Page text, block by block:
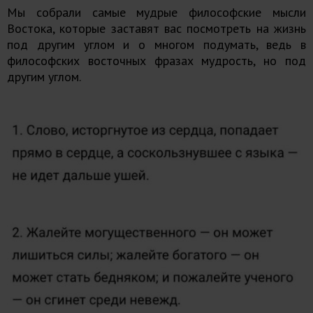
Мы собрали самые мудрые философские мысли
Востока, которые заставят вас посмотреть на жизнь
под другим углом и о многом подумать, ведь в
философских восточных фразах мудрость, но под
другим углом.